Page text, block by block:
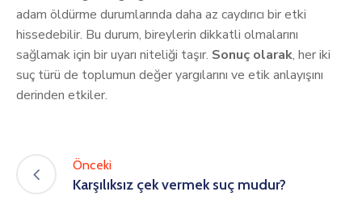
adam öldürme durumlarında daha az caydırıcı bir etki
hissedebilir. Bu durum, bireylerin dikkatli olmalarını
sağlamak için bir uyarı niteliği taşır. Sonuç olarak, her iki
suç türü de toplumun değer yargılarını ve etik anlayışını
derinden etkiler.
Önceki
Karşılıksız çek vermek suç mudur?